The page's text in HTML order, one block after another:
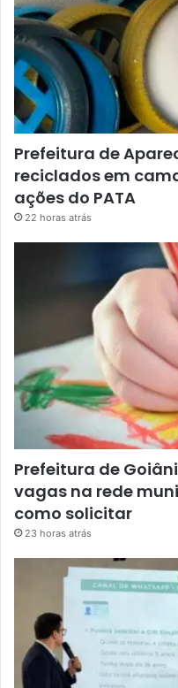
Prefeitura de
reciclados em
ações do PATA
22 horas atrás
Prefeitura de
vagas na rede
como solicitar
23 horas atrás